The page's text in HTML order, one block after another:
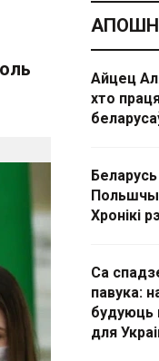
Айцец
хто
Польшчы
Хронікі
Са
павука:
будуюць
для